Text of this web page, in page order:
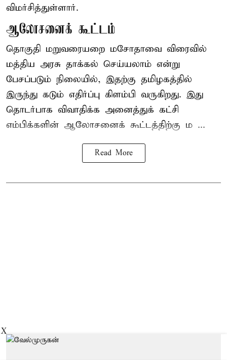
விமர்சித்துள்ளார்.
ஆலோசனைக் கூட்டம்
தொகுதி மறுவரையறை மசோதாவை விரைவில்
மத்திய அரசு தாக்கல் செய்யலாம் என்று
பேசப்படும் நிலையில், இதற்கு தமிழகத்தில்
இருந்து கடும் எதிர்ப்பு கிளம்பி வருகிறது. இது
தொடர்பாக விவாதிக்க அனைத்துக் கட்சி
எம்பிக்களின் ஆலோசனைக் கூட்டத்திற்கு ம ...
Read More
X